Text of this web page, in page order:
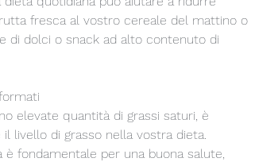
fresca al vostro cereale del mattino o
di dolci o snack ad alto contenuto di
elevate quantità di grassi saturi, è
livello di grasso nella vostra dieta.
fondamentale per una buona salute,